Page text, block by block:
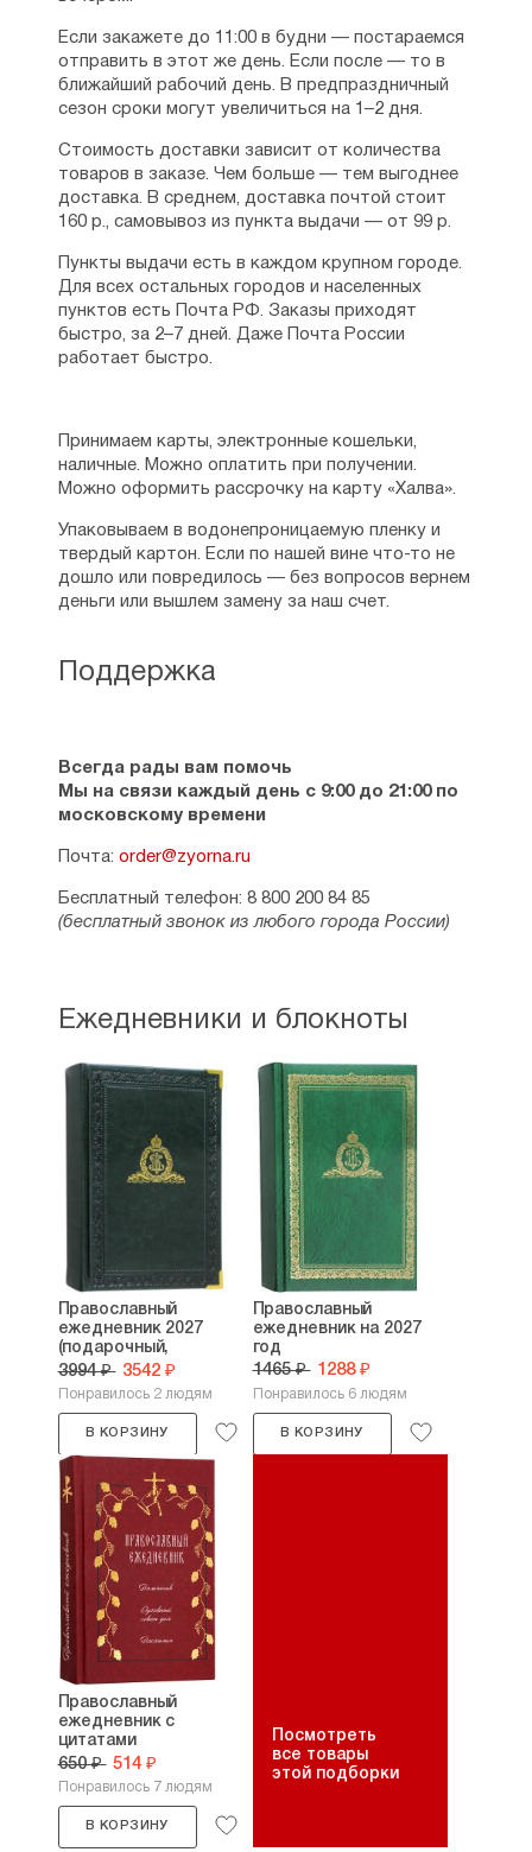
Поддержка
Всегда рады вам помочь
Мы на связи каждый день с 9:00 до 21:00 по
московскому времени
Почта: order@zyorna.ru
Бесплатный телефон: 8 800 200 84 85
(бесплатный звонок из любого города России)
Если закажете до 11:00 в будни — постараемся
отправить в этот же день. Если после — то в
ближайший рабочий день. В предпраздничный
сезон сроки могут увеличиться на 1–2 дня.
Стоимость доставки зависит от количества
товаров в заказе. Чем больше — тем выгоднее
доставка. В среднем, доставка почтой стоит
160 р., самовывоз из пункта выдачи — от 99 р.
Пункты выдачи есть в каждом крупном городе.
Для всех остальных городов и населенных
пунктов есть Почта РФ. Заказы приходят
быстро, за 2–7 дней. Даже Почта России
работает быстро.
Принимаем карты, электронные кошельки,
наличные. Можно оплатить при получении.
Можно оформить рассрочку на карту «Халва».
Упаковываем в водонепроницаемую пленку и
твердый картон. Если по нашей вине что-то не
дошло или повредилось — без вопросов вернем
деньги или вышлем замену за наш счет.
Ежедневники и блокноты
Православный
ежедневник 2027
(подарочный,
кожаная...
3994 ₽ 3542 ₽
Понравилось 2 людям
В КОРЗИНУ
Православный
ежедневник на 2027
год
1465 ₽ 1288 ₽
Понравилось 6 людям
В КОРЗИНУ
Православный
ежедневник с
цитатами
подвижников....
650 ₽ 514 ₽
Понравилось 7 людям
В КОРЗИНУ
Посмотреть
все товары
этой подборки